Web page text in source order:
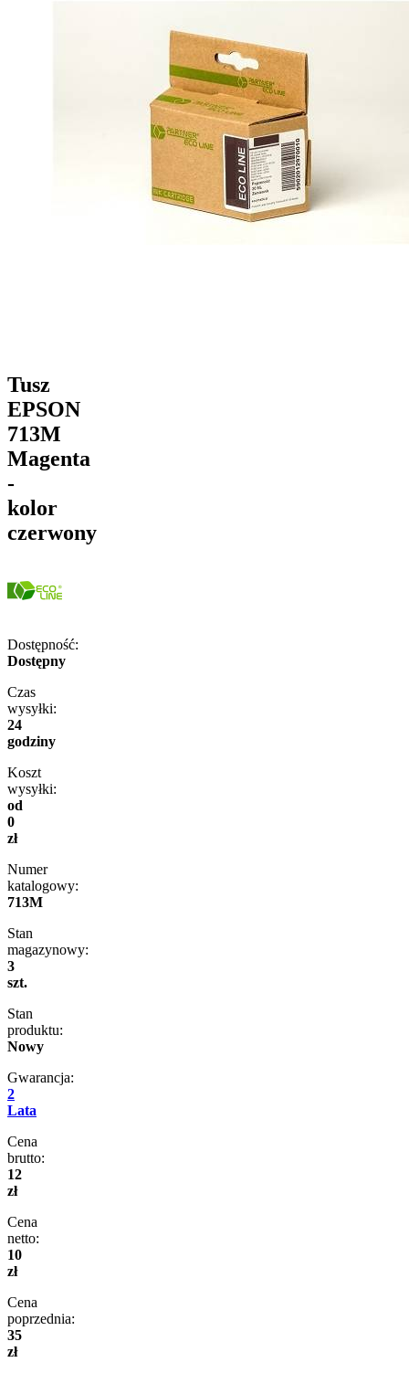
Tusz
EPSON
713M
Magenta
-
kolor
czerwony
Dostępność:
Dostępny
Czas
wysyłki:
24
godziny
Koszt
wysyłki:
od
0
zł
Numer
katalogowy:
713M
Stan
magazynowy:
3
szt.
Stan
produktu:
Nowy
Gwarancja:
2
Lata
Cena
brutto:
12
zł
Cena
netto:
10
zł
Cena
poprzednia:
35
zł